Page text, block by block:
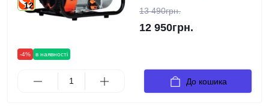
-4% в наявності
12
13 490грн.
12 950грн.
До кошика